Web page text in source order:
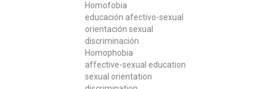
Homofobia
educación afectivo-sexual
orientación sexual
discriminación
Homophobia
affective-sexual education
sexual orientation